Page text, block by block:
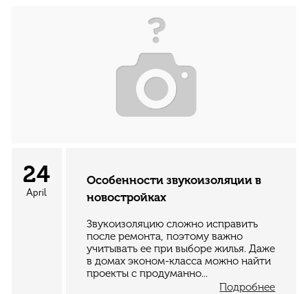
24
April
Особенности звукоизоляции в
новостройках
Звукоизоляцию сложно исправить
после ремонта, поэтому важно
учитывать ее при выборе жилья. Даже
в домах эконом-класса можно найти
проекты с продуманно...
Подробнее